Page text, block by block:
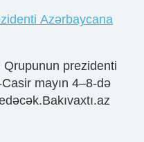
Azərbaycana
Qrupunun prezidenti
mayın 4–8-də